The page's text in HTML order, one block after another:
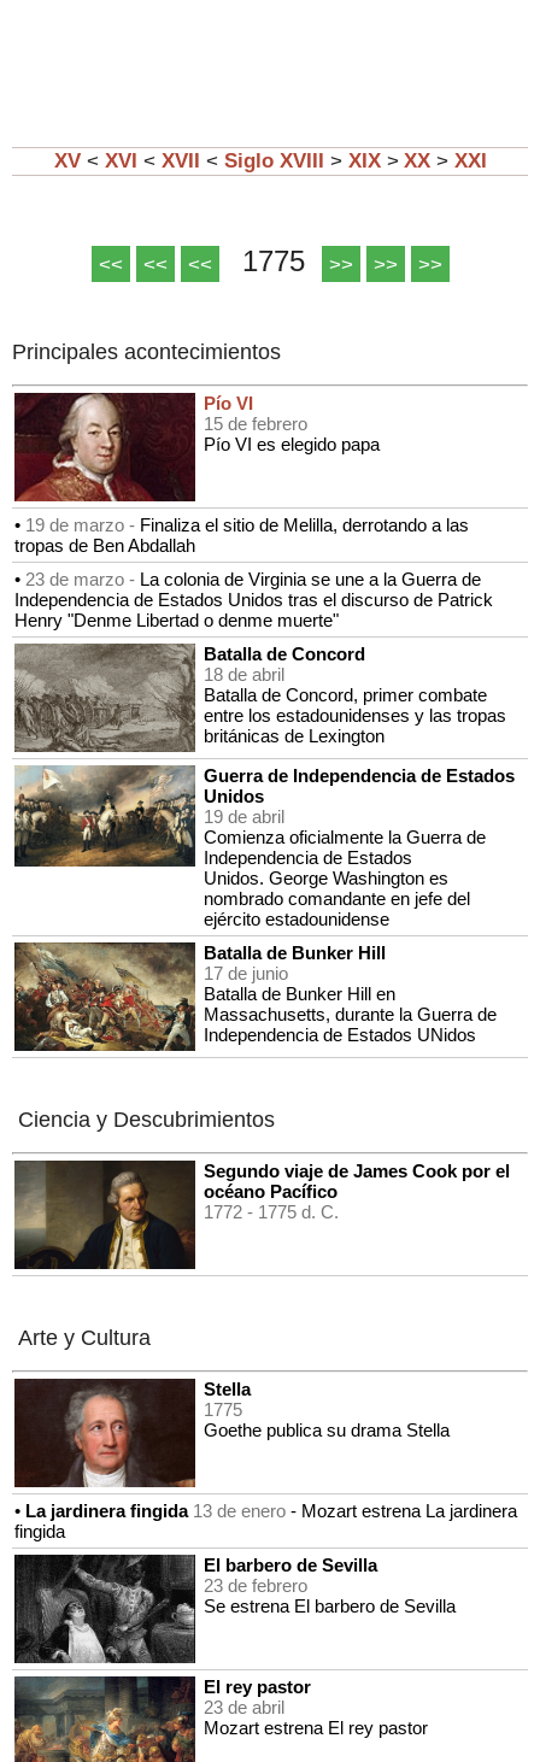
XV< XVI < XVII < Siglo XVIII > XIX > XX > XXI
<< << << 1775 >> >> >>
Principales acontecimientos
Pío VI
15 de febrero
Pío VI es elegido papa
• 19 de marzo - Finaliza el sitio de Melilla, derrotando a las
tropas de Ben Abdallah
• 23 de marzo - La colonia de Virginia se une a la Guerra de
Independencia de Estados Unidos tras el discurso de Patrick
Henry "Denme Libertad o denme muerte"
Batalla de Concord
18 de abril
Batalla de Concord, primer combate
entre los estadounidenses y las tropas
británicas de Lexington
Guerra de Independencia de Estados
Unidos
19 de abril
Comienza oficialmente la Guerra de
Independencia de Estados
Unidos. George Washington es
nombrado comandante en jefe del
ejército estadounidense
Batalla de Bunker Hill
17 de junio
Batalla de Bunker Hill en
Massachusetts, durante la Guerra de
Independencia de Estados UNidos
Ciencia y Descubrimientos
Segundo viaje de James Cook por el
océano Pacífico
1772 - 1775 d. C.
Arte y Cultura
Stella
1775
Goethe publica su drama Stella
• La jardinera fingida 13 de enero - Mozart estrena La jardinera
fingida
El barbero de Sevilla
23 de febrero
Se estrena El barbero de Sevilla
El rey pastor
23 de abril
Mozart estrena El rey pastor